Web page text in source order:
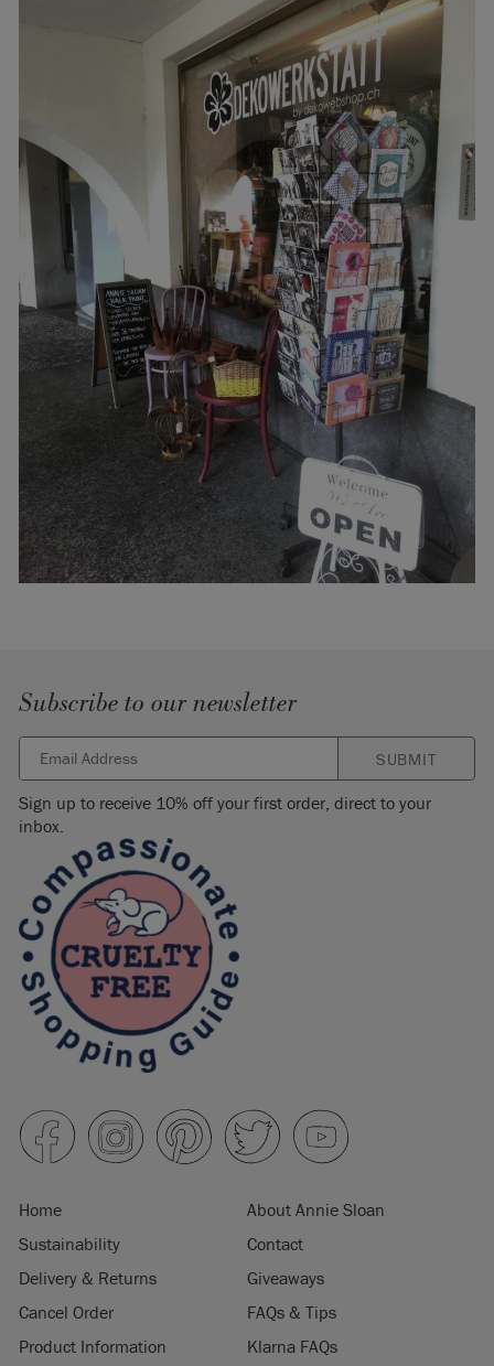
Subscribe to our newsletter
SUBMIT
Sign up to receive 10% off your first order, direct to your
inbox.
Home
About Annie Sloan
Sustainability
Contact
Delivery & Returns
Giveaways
Cancel Order
FAQs & Tips
Product Information
Klarna FAQs